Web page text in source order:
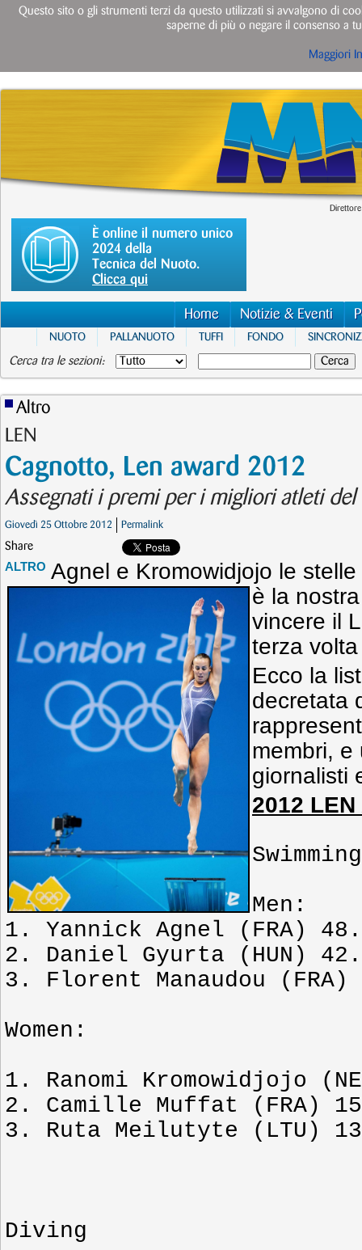
È online il numero unico
2024 della
Tecnica del Nuoto.
Clicca qui
Home Notizie & Eventi
NUOTO PALLANUOTO TUFFI FONDO
Cerca tra le sezioni:
Altro
LEN
Cagnotto, Len award 2012
Assegnati i premi per i migliori atleti
Giovedì 25 Ottobre 2012 Permalink
Share
ALTRO Agnel e Kromowidjojo le
è la
vincere il
terza
Ecco la
decretata
membri, e
giornalisti
2012
Swimming
Men:
1. Yannick Agnel (FRA)
2. Daniel Gyurta (HUN)
3. Florent Manaudou (FRA)
Women:
1. Ranomi Kromowidjojo
2. Camille Muffat (FRA)
3. Ruta Meilutyte (LTU)
Diving
Questo sito o gli strumenti terzi da questo utilizzati si avvalgono di
saperne di più o negare il consenso a
Maggiori